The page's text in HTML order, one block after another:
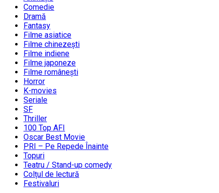
Comedie
Dramă
Fantasy
Filme asiatice
Filme chinezești
Filme indiene
Filme japoneze
Filme românești
Horror
K-movies
Seriale
SF
Thriller
100 Top AFI
Oscar Best Movie
PRI – Pe Repede Înainte
Topuri
Teatru / Stand-up comedy
Colțul de lectură
Festivaluri